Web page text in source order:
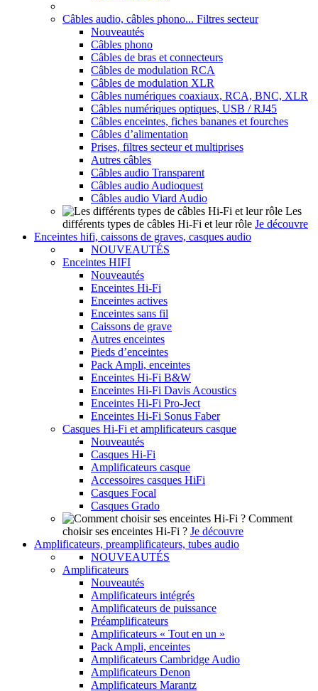
Câbles audio, câbles phono... Filtres secteur
Nouveautés
Câbles phono
Câbles de bras et connecteurs
Câbles de modulation RCA
Câbles de modulation XLR
Câbles numériques coaxiaux, RCA, BNC, XLR
Câbles numériques optiques, USB / RJ45
Câbles enceintes, fiches bananes et fourches
Câbles d’alimentation
Prises, filtres secteur et multiprises
Autres câbles
Câbles audio Transparent
Câbles audio Audioquest
Câbles audio Viard Audio
Les
différents types de câbles Hi-Fi et leur rôle Je découvre
Enceintes hifi, caissons de graves, casques audio
NOUVEAUTÉS
Enceintes HIFI
Nouveautés
Enceintes Hi-Fi
Enceintes actives
Enceintes sans fil
Caissons de grave
Autres enceintes
Pieds d’enceintes
Pack Ampli, enceintes
Enceintes Hi-Fi B&W
Enceintes Hi-Fi Davis Acoustics
Enceintes Hi-Fi Pro-Ject
Enceintes Hi-Fi Sonus Faber
Casques Hi-Fi et amplificateurs casque
Nouveautés
Casques Hi-Fi
Amplificateurs casque
Accessoires casques HiFi
Casques Focal
Casques Grado
Comment
choisir ses enceintes Hi-Fi ? Je découvre
Amplificateurs, preamplificateurs, tubes audio
NOUVEAUTÉS
Amplificateurs
Nouveautés
Amplificateurs intégrés
Amplificateurs de puissance
Préamplificateurs
Amplificateurs « Tout en un »
Pack Ampli, enceintes
Amplificateurs Cambridge Audio
Amplificateurs Denon
Amplificateurs Marantz